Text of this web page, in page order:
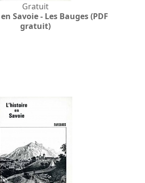
Gratuit
Savoie - Les Bauges (PDF
gratuit)